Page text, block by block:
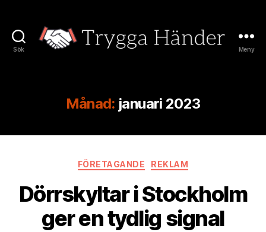
Sök Meny
Månad: januari 2023
Kategorier
FÖRETAGANDE REKLAM
Dörrskyltar i Stockholm
ger en tydlig signal